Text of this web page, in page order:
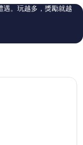
評
論
遇。玩越多，獎勵就越